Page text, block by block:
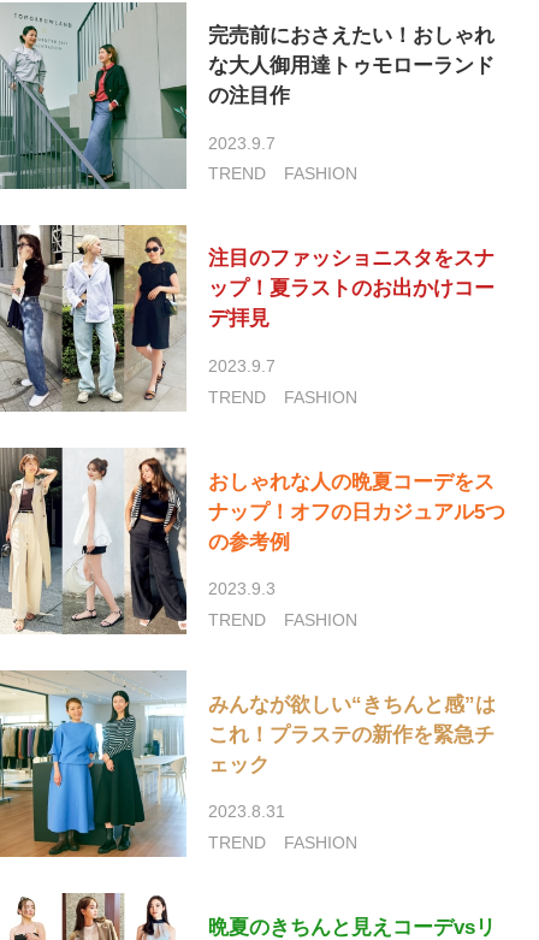
完売前におさえたい！おしゃれ
な大人御用達トゥモローランド
の注目作
2023.9.7
TREND
FASHION
注目のファッショニスタをスナ
ップ！夏ラストのお出かけコー
デ拝見
2023.9.7
TREND
FASHION
おしゃれな人の晩夏コーデをス
ナップ！オフの日カジュアル5つ
の参考例
2023.9.3
TREND
FASHION
みんなが欲しい“きちんと感”は
これ！プラステの新作を緊急チ
ェック
2023.8.31
TREND
FASHION
晩夏のきちんと見えコーデvsリ